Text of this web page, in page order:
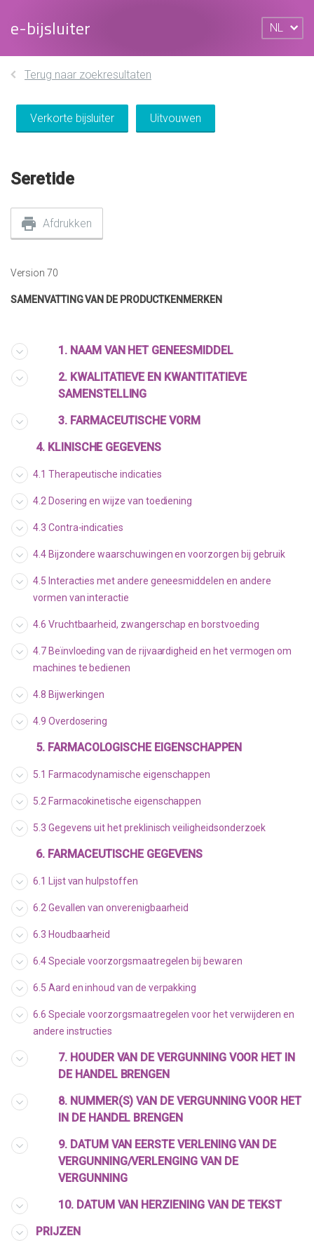
e-bijsluiter NL
Terug naar zoekresultaten
Verkorte bijsluiter Uitvouwen
Seretide
Afdrukken
Version 70
SAMENVATTING VAN DE PRODUCTKENMERKEN
1. NAAM VAN HET GENEESMIDDEL
2. KWALITATIEVE EN KWANTITATIEVE
SAMENSTELLING
3. FARMACEUTISCHE VORM
4. KLINISCHE GEGEVENS
4.1 Therapeutische indicaties
4.2 Dosering en wijze van toediening
4.3 Contra-indicaties
4.4 Bijzondere waarschuwingen en voorzorgen bij gebruik
4.5 Interacties met andere geneesmiddelen en andere
vormen van interactie
4.6 Vruchtbaarheid, zwangerschap en borstvoeding
4.7 Beïnvloeding van de rijvaardigheid en het vermogen om
machines te bedienen
4.8 Bijwerkingen
4.9 Overdosering
5. FARMACOLOGISCHE EIGENSCHAPPEN
5.1 Farmacodynamische eigenschappen
5.2 Farmacokinetische eigenschappen
5.3 Gegevens uit het preklinisch veiligheidsonderzoek
6. FARMACEUTISCHE GEGEVENS
6.1 Lijst van hulpstoffen
6.2 Gevallen van onverenigbaarheid
6.3 Houdbaarheid
6.4 Speciale voorzorgsmaatregelen bij bewaren
6.5 Aard en inhoud van de verpakking
6.6 Speciale voorzorgsmaatregelen voor het verwijderen en
andere instructies
7. HOUDER VAN DE VERGUNNING VOOR HET IN
DE HANDEL BRENGEN
8. NUMMER(S) VAN DE VERGUNNING VOOR HET
IN DE HANDEL BRENGEN
9. DATUM VAN EERSTE VERLENING VAN DE
VERGUNNING/VERLENGING VAN DE
VERGUNNING
10. DATUM VAN HERZIENING VAN DE TEKST
PRIJZEN